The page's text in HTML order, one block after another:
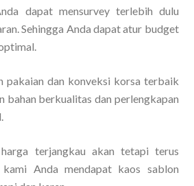
dapat mensurvey terlebih dulu
Sehingga Anda dapat atur budget
pakaian dan konveksi korsa terbaik
bahan berkualitas dan perlengkapan
terjangkau akan tetapi terus
Anda mendapat kaos sablon